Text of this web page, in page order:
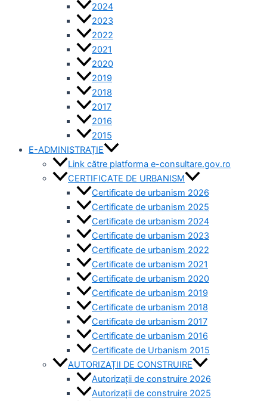
2024
2023
2022
2021
2020
2019
2018
2017
2016
2015
E-ADMINISTRAȚIE
Link către platforma e-consultare.gov.ro
CERTIFICATE DE URBANISM
Certificate de urbanism 2026
Certificate de urbanism 2025
Certificate de urbanism 2024
Certificate de urbanism 2023
Certificate de urbanism 2022
Certificate de urbanism 2021
Certificate de urbanism 2020
Certificate de urbanism 2019
Certificate de urbanism 2018
Certificate de urbanism 2017
Certificate de urbanism 2016
Certificate de Urbanism 2015
AUTORIZAȚII DE CONSTRUIRE
Autorizații de construire 2026
Autorizații de construire 2025